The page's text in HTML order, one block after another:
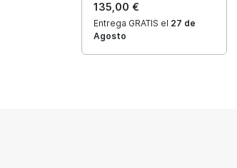
135,00 €
Entrega GRATIS el 27 de
Agosto